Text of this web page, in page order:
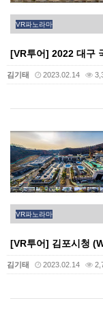
VR파노라마
[VR투어] 2022 대구
김기태 2023.02.14
VR파노라마
[VR투어] 김포시청
김기태 2023.02.14